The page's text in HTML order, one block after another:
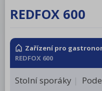
RM gastro
RM LOTUS 700
RM LOTUS 900
Roboty, příprava
REDFOX 600
Zařízení pro
REDFOX 600
Stolní sporáky